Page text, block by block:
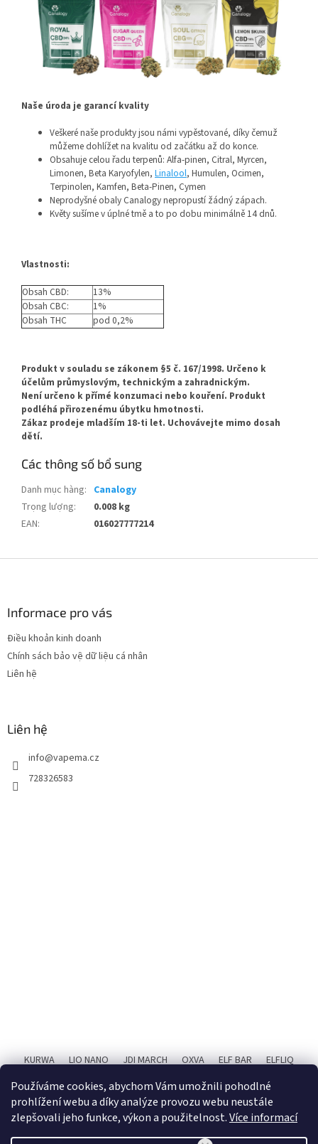
Používáme cookies, abychom Vám umožnili pohodlné
prohlížení webu a díky analýze provozu webu neustále
zlepšovali jeho funkce, výkon a použitelnost.Více informací
Naše úroda je garancí kvality
Veškeré naše produkty jsou námi vypěstované, díky čemuž
můžeme dohlížet na kvalitu od začátku až do konce.
Obsahuje celou řadu terpenů: Alfa-pinen, Citral, Myrcen,
Limonen, Beta Karyofylen, Linalool, Humulen, Ocimen,
Terpinolen, Kamfen, Beta-Pinen, Cymen
Neprodyšné obaly Canalogy nepropustí žádný zápach.
Květy sušíme v úplné tmě a to po dobu minimálně 14 dnů.
Vlastnosti:
Obsah CBD:
13%
Obsah CBC:
1%
Obsah THC
pod 0,2%
Produkt v souladu se zákonem §5 č. 167/1998. Určeno k
účelům průmyslovým, technickým a zahradnickým.
Není určeno k přímé konzumaci nebo kouření. Produkt
podléhá přirozenému úbytku hmotnosti.
Zákaz prodeje mladším 18-ti let. Uchovávejte mimo dosah
dětí.
Các thông số bổ sung
Danh mục hàng: Canalogy
Trọng lượng:
0.008 kg
EAN: 016027777214
n
Informace pro vás
Điều khoản kinh doanh
Chính sách bảo vệ dữ liệu cá nhân
Liên hệ
Liên hệ
info@vapema.cz
728326583
KURWA LIO NANO JDI MARCH OXVA ELF BAR
ELFLIQ
SYX BAR
RITCHY POPIČ! X4 BAR JUICE